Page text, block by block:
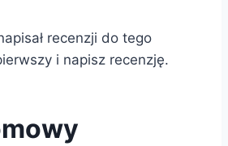
recenzji do tego
i napisz recenzję.